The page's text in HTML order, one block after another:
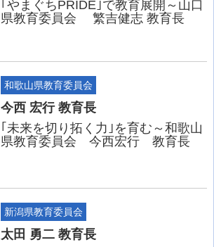
｢やまぐちPRIDE｣で教育展開～山口
県教育委員会 繁吉健志 教育長
和歌山県教育委員会
今西 宏行 教育長
｢未来を切り拓く力｣を育む～和歌山
県教育委員会 今西宏行 教育長
新潟県教育委員会
太田 勇二 教育長